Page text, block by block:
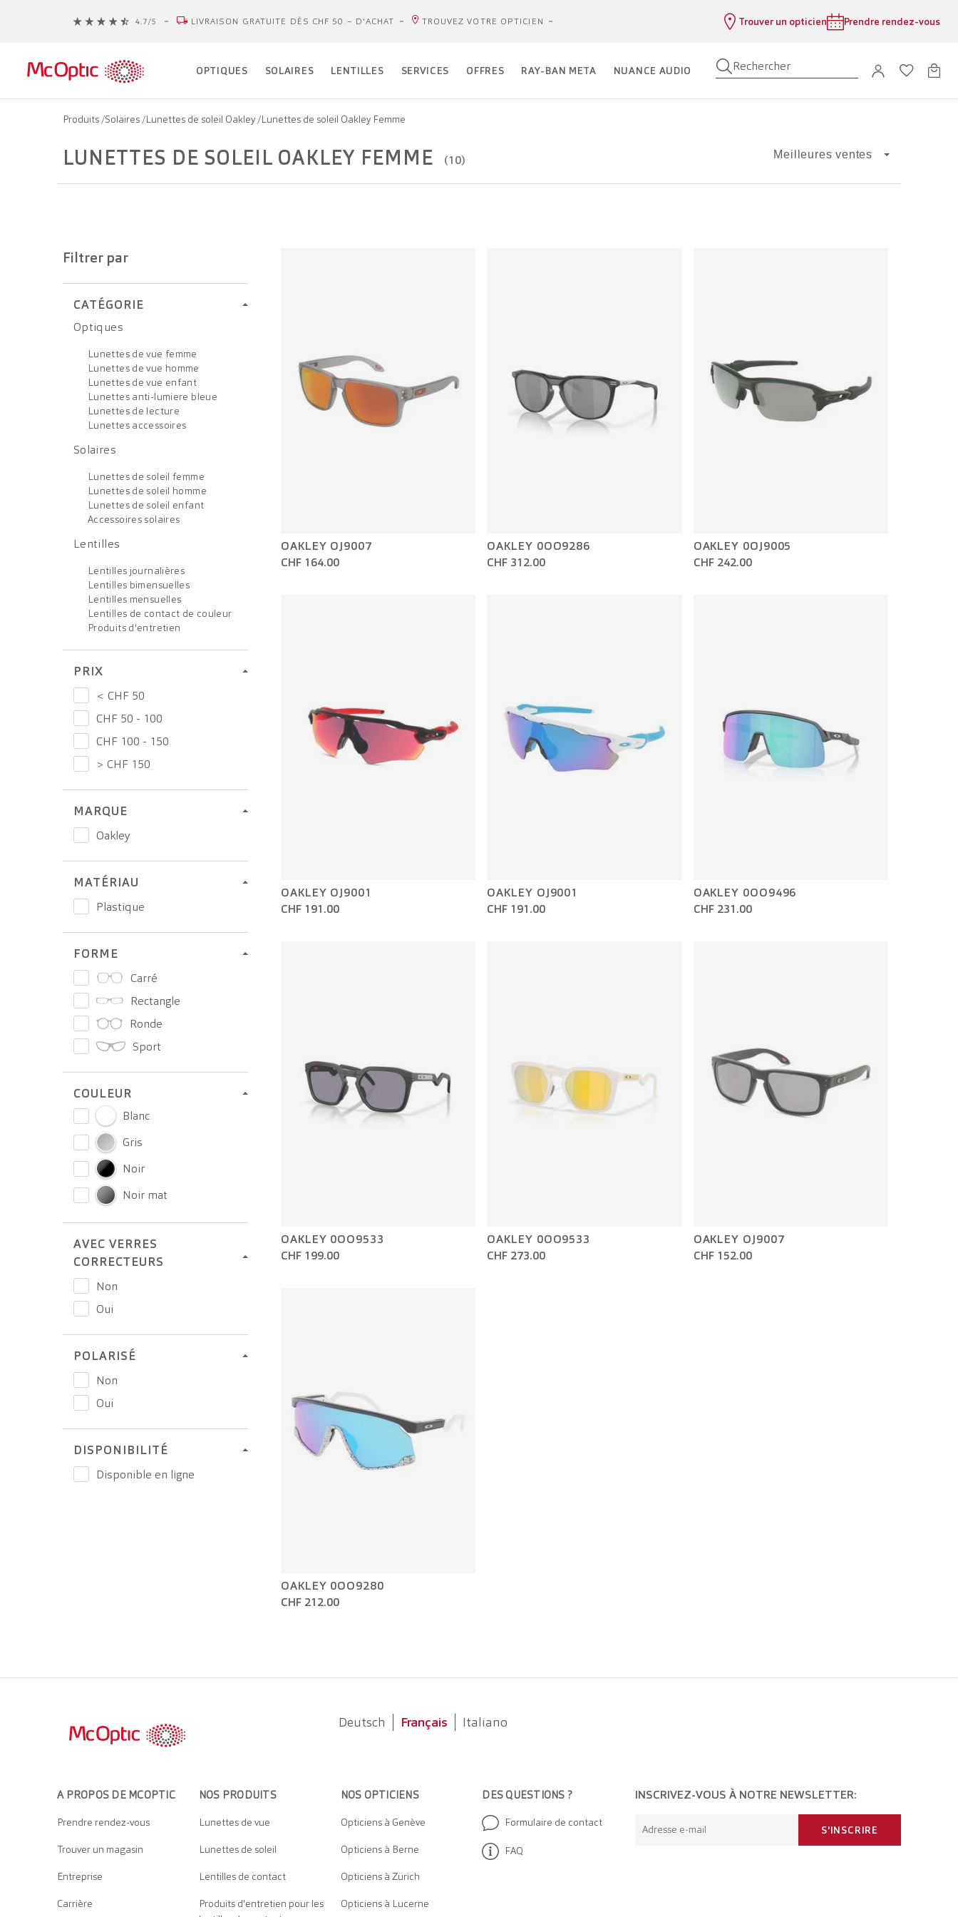
LIVRAISON GRATUITE DÈS CHF 50.– D'ACHAT TROUVEZ VOTRE OPTICIEN Trouver un opticien Prendre rendez-vous
OPTIQUES SOLAIRES LENTILLES SERVICES OFFRES RAY-BAN META NUANCE AUDIO Rechercher
Produits/Solaires/Lunettes de soleil Oakley/Lunettes de soleil Oakley Femme
LUNETTES DE SOLEIL OAKLEY FEMME (10)
Filtrer par
CATÉGORIE
Optiques
Lunettes de vue femme
Lunettes de vue homme
Lunettes de vue enfant
Lunettes anti-lumiere bleue
Lunettes de lecture
Lunettes accessoires
Solaires
Lunettes de soleil femme
Lunettes de soleil homme
Lunettes de soleil enfant
Accessoires solaires
Lentilles
Lentilles journalières
Lentilles bimensuelles
Lentilles mensuelles
Lentilles de contact de couleur
Produits d'entretien
PRIX
< CHF 50
CHF 50 - 100
CHF 100 - 150
> CHF 150
MARQUE
Oakley
MATÉRIAU
Plastique
FORME
Carré
Rectangle
Ronde
Sport
COULEUR
Blanc
Gris
Noir
Noir mat
AVEC VERRES
CORRECTEURS
Non
Oui
POLARISÉ
Non
Oui
DISPONIBILITÉ
Disponible en ligne
OAKLEY OJ9007
CHF 164.00
OAKLEY 0OO9286
CHF 312.00
OAKLEY 0OJ9005
CHF 242.00
OAKLEY OJ9001
CHF 191.00
OAKLEY OJ9001
CHF 191.00
OAKLEY 0OO9496
CHF 231.00
OAKLEY 0OO9533
CHF 199.00
OAKLEY 0OO9533
CHF 273.00
OAKLEY OJ9007
CHF 152.00
OAKLEY 0OO9280
CHF 212.00
Deutsch Français Italiano
A PROPOS DE MCOPTIC
Prendre rendez-vous
Trouver un magasin
Entreprise
Carrière
NOS PRODUITS
Lunettes de vue
Lunettes de soleil
Lentilles de contact
Produits d'entretien pour les
NOS OPTICIENS
Opticiens à Genève
Opticiens à Berne
Opticiens à Zürich
Opticiens à Lucerne
DES QUESTIONS ?
Formulaire de contact
FAQ
INSCRIVEZ-VOUS À NOTRE NEWSLETTER:
Adresse e-mail S'INSCRIRE